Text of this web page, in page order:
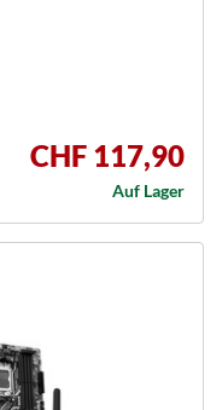
CHF 117,90
Auf Lager